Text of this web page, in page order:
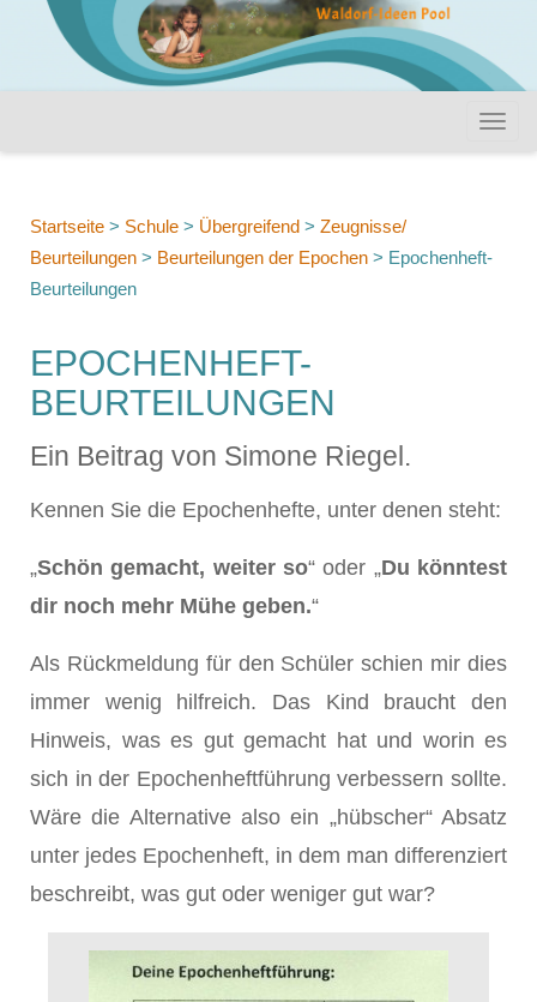
Startseite > Schule > Übergreifend > Zeugnisse/
Beurteilungen > Beurteilungen der Epochen > Epochenheft-
Beurteilungen
EPOCHENHEFT-
BEURTEILUNGEN
Ein Beitrag von Simone Riegel.
Kennen Sie die Epochenhefte, unter denen steht:
„Schön gemacht, weiter so“ oder „Du könntest
dir noch mehr Mühe geben.“
Als Rückmeldung für den Schüler schien mir dies
immer wenig hilfreich. Das Kind braucht den
Hinweis, was es gut gemacht hat und worin es
sich in der Epochenheftführung verbessern sollte.
Wäre die Alternative also ein „hübscher“ Absatz
unter jedes Epochenheft, in dem man differenziert
beschreibt, was gut oder weniger gut war?